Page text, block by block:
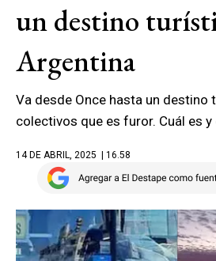
un destino
Argentina
Va desde Once hasta un destino
colectivos que es furor. Cuál es
14 DE ABRIL, 2025 | 16.58